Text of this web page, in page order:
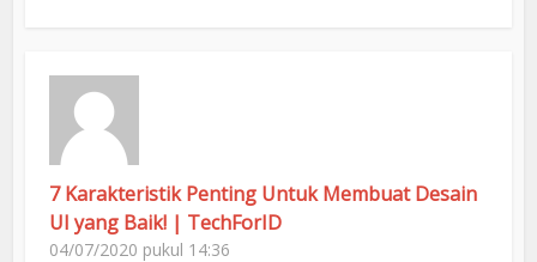
7 Karakteristik Penting Untuk Membuat Desain
UI yang Baik! | TechForID
04/07/2020 pukul 14:36